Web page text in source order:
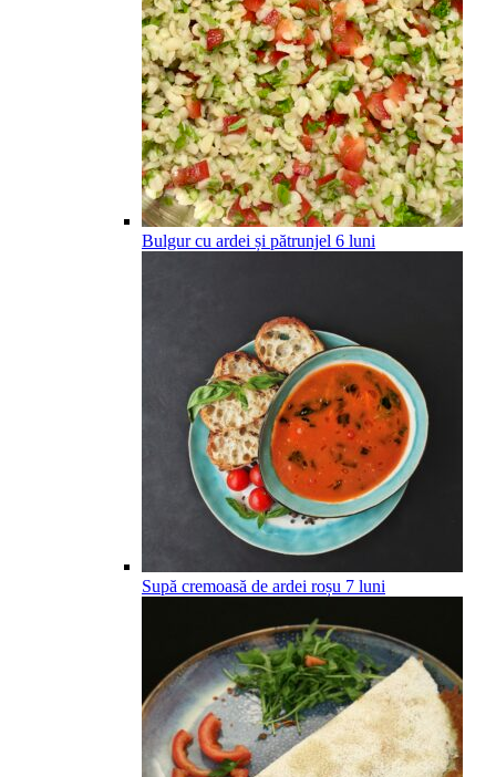
Bulgur cu ardei și pătrunjel 6 luni
Supă cremoasă de ardei roșu 7 luni